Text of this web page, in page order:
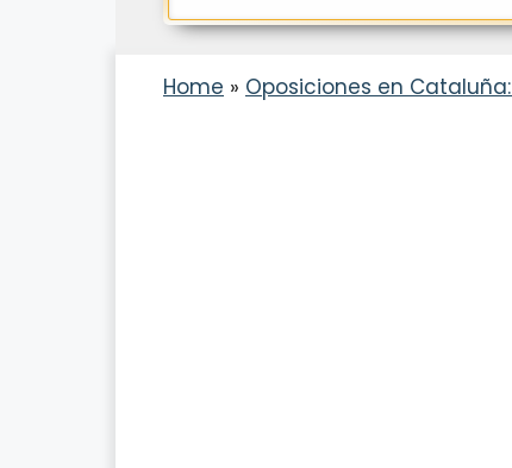
Home » Oposiciones en